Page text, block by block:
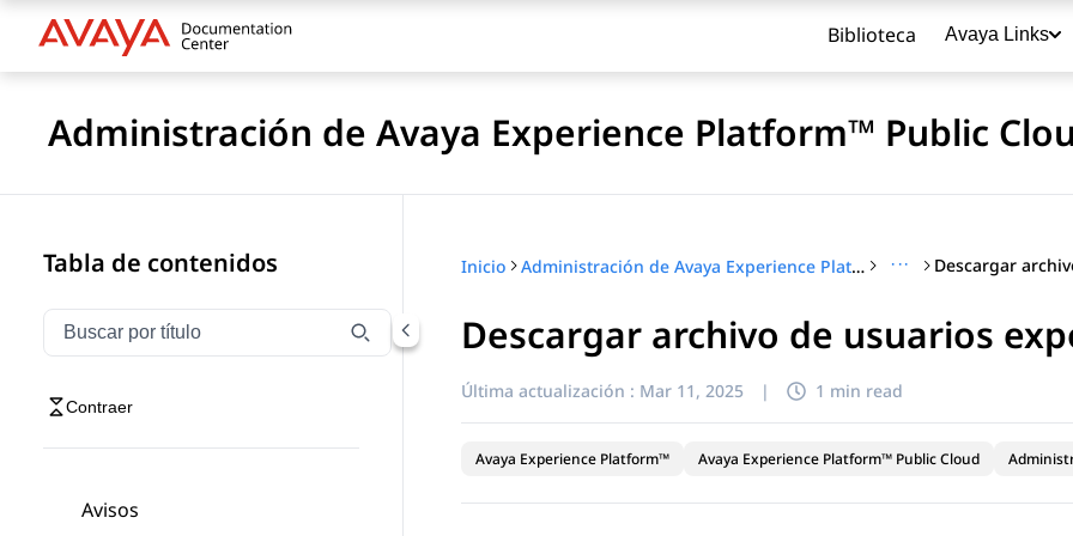
Biblioteca Avaya Links
Administración de Avaya Experience Platform™ Public
Tabla de contenidos
Filtrar navegación por título
Escriba para filtrar los elementos de navegación por título
Contraer
Avisos
Inicio Administración de Avaya Experience Platform™ Public Cloud ···
Descargar archivo de usuarios
Última actualización : Mar 11, 2025 | 1 min read
Avaya Experience Platform™ Avaya Experience Platform™ Public Cloud